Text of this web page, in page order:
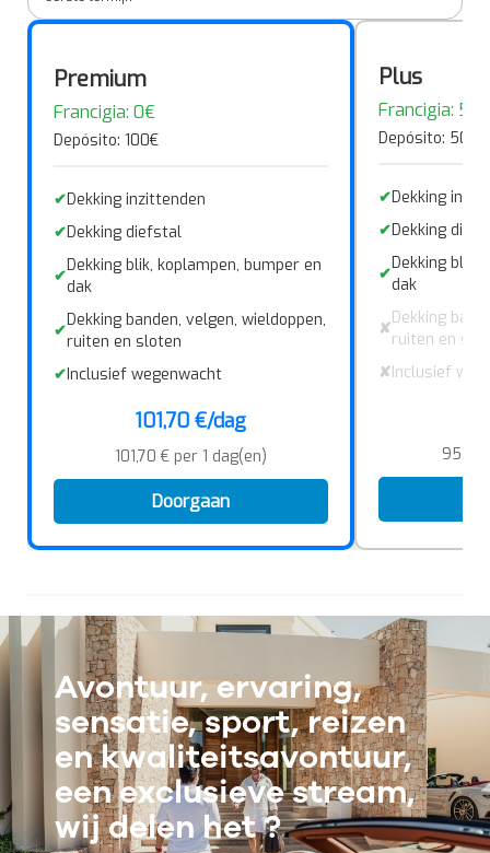
Avontuur, ervaring,
sensatie, sport, reizen
en kwaliteitsavontuur,
een exclusieve stream,
wij delen het ?